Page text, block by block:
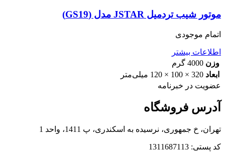
موتور شیب تردمیل JSTAR مدل (GS19)
اتمام موجودی
اطلاعات بیشتر
وزن 4000 گرم
ابعاد 320 × 100 × 120 میلی‌متر
عضویت در خبرنامه
آدرس فروشگاه
تهران، خ جمهوری، نرسیده به اسکندری، پ 1411، واحد 1
کد پستی: 1311687113